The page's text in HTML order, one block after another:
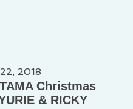
2018
Christmas
& RICKY